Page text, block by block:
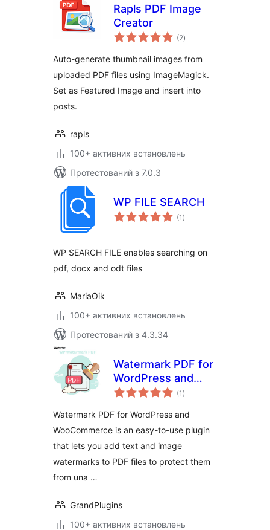
Rapls PDF Image
Creator
(2загальний
рейтинг
)
Auto-generate thumbnail images from
uploaded PDF files using ImageMagick.
Set as Featured Image and insert into
posts.
rapls
100+ активних встановлень
Протестований з 7.0.3
WP FILE SEARCH
(1 загальний
рейтинг
)
WP SEARCH FILE enables searching on
pdf, docx and odt files
MariaOik
100+ активних встановлень
Протестований з 4.3.34
Watermark PDF for
WordPress and
WooCommerce
(1 загальний
рейтинг
)
Watermark PDF for WordPress and
WooCommerce is an easy-to-use plugin
that lets you add text and image
watermarks to PDF files to protect them
from una …
GrandPlugins
100+ активних встановлень